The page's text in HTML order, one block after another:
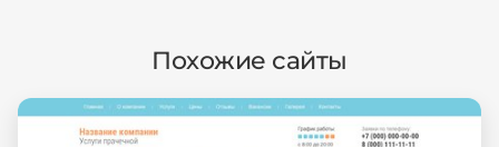
Похожие сайты